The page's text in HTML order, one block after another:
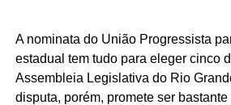
A nominata do União Progressista
estadual tem tudo para eleger cinco
Assembleia Legislativa do Rio
disputa, porém, promete ser